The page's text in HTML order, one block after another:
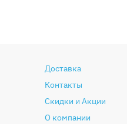
Доставка
Контакты
Скидки и Акции
О компании